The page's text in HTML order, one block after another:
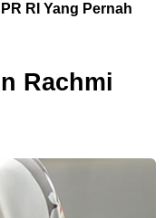
RI Yang Pernah
Rachmi